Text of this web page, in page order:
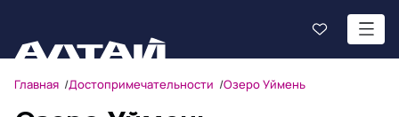
Главная Достопримечательности Озеро Уймень